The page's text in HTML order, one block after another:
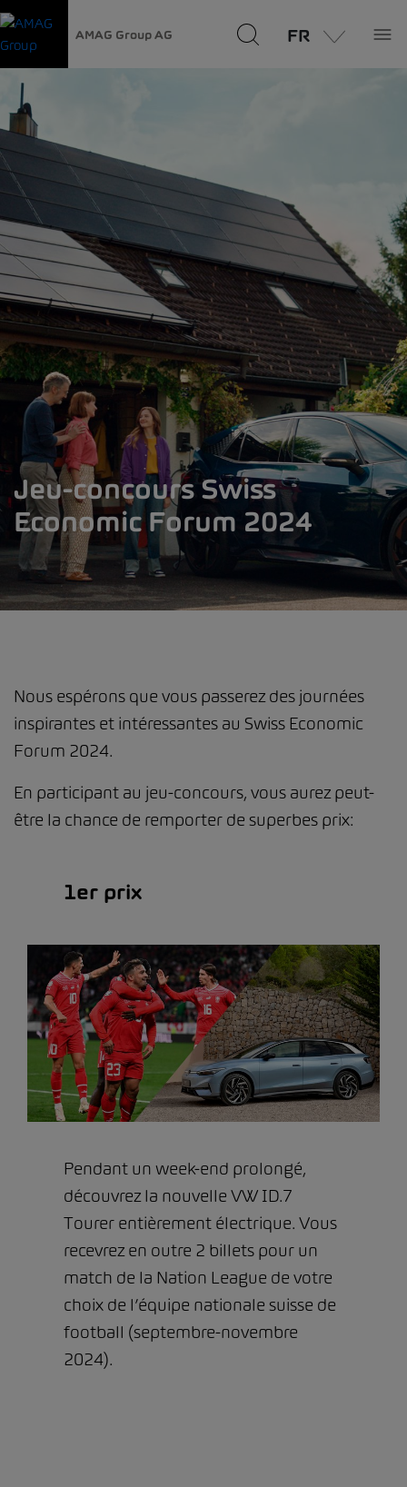
AMAG Group AG FR
Jeu-concours Swiss
Economic Forum 2024
Nous espérons que vous passerez des journées
inspirantes et intéressantes au Swiss Economic
Forum 2024.
En participant au jeu-concours, vous aurez peut-
être la chance de remporter de superbes prix:
1er prix
Pendant un week-end prolongé,
découvrez la nouvelle VW ID.7
Tourer entièrement électrique. Vous
recevrez en outre 2 billets pour un
match de la Nation League de votre
choix de l’équipe nationale suisse de
football (septembre-novembre
2024).